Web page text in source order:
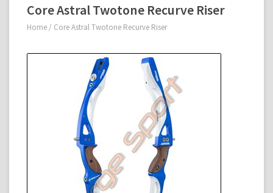
Core Astral Twotone Recurve Riser
Home / Core Astral Twotone Recurve Riser